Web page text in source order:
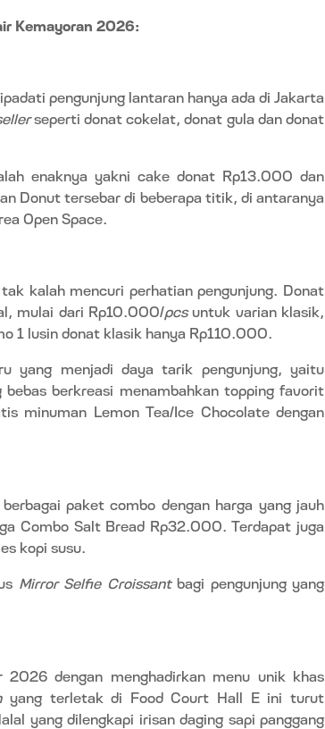
Kemayoran 2026:
pengunjung lantaran hanya ada di Jakarta
seperti donat cokelat, donat gula dan donat
enaknya yakni cake donat Rp13.000 dan
Donut tersebar di beberapa titik, di antaranya
Open Space.
kalah mencuri perhatian pengunjung. Donat
mulai dari Rp10.000/pcsuntuk varian klasik,
1 lusin donat klasik hanya Rp110.000.
yang menjadi daya tarik pengunjung, yaitu
bebas berkreasi menambahkan topping favorit
minuman Lemon Tea/Ice Chocolate dengan
paket combo dengan harga yang jauh
Combo Salt Bread Rp32.000. Terdapat juga
kopi susu.
Mirror Selfie Croissantbagi pengunjung yang
dengan menghadirkan menu unik khas
yang terletak di Food Court Hall E ini turut
yang dilengkapi irisan daging sapi panggang